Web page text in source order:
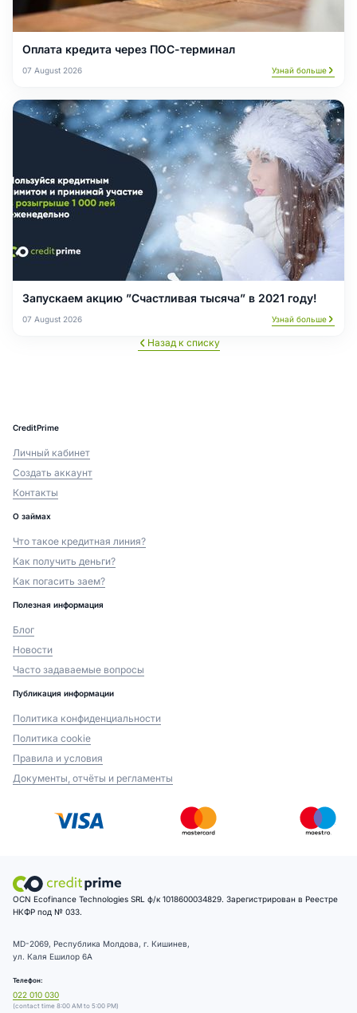
Оплата кредита через ПОС-терминал
07 August 2026 Узнай больше
Запускаем акцию ”Счастливая тысяча” в 2021 году!
07 August 2026 Узнай больше
Назад к списку
CreditPrime
Личный кабинет
Создать аккаунт
Контакты
О займах
Что такое кредитная линия?
Как получить деньги?
Как погасить заем?
Полезная информация
Блог
Новости
Часто задаваемые вопросы
Публикация информации
Политика конфиденциальности
Политика cookie
Правила и условия
Документы, отчёты и регламенты
OCN Ecofinance Technologies SRL ф/к 1018600034829. Зарегистрирован в Реестре
НКФР под № 033.
MD-2069, Республика Молдова, г. Кишинев,
ул. Каля Ешилор 6А
Телефон:
022 010 030
(contact time 8:00 AM to 5:00 PM)